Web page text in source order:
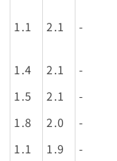
1.1 2.1 -
1.4 2.1
-
1.5 2.1
-
1.8 2.0
-
1.1 1.9 -